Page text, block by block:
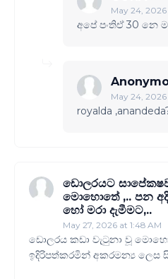
May 24, 2026
අපේ පංතිඒ 30 නෙ
May 24, 2026
royalda
ඩොලරයට
මොහොතේ ,.. පන
හෝ මරා දැමීමට,..
May 27, 2026 at 1:48 AM
ඩොලරය කඩා වැටුනා වූ
ඉදිරිපත්කරමින් අකරමන්‍ය ලෙස